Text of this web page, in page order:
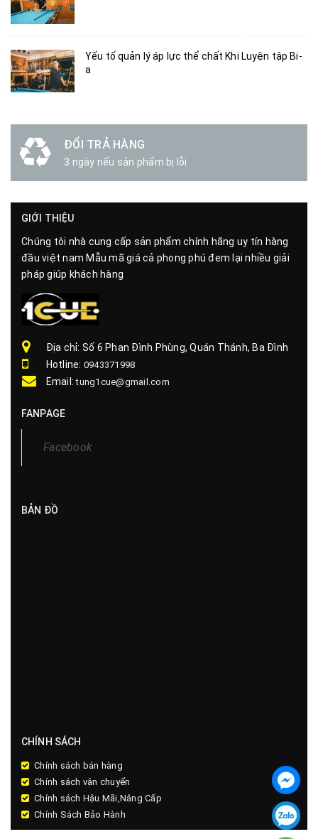
Yếu tố quản lý áp lực thể chất Khi Luyện tập Bi-
a
ĐỔI TRẢ HÀNG
3 ngày nếu sản phẩm bị lỗi
GIỚI THIỆU
Chúng tôi nhà cung cấp sản phẩm chính hãng uy tín hàng
đầu việt nam Mẫu mã giá cả phong phú đem lại nhiều giải
pháp giúp khách hàng
Địa chỉ: Số 6 Phan Đình Phùng, Quán Thánh, Ba Đình
Hotline: 0943371998
Email:tung1cue@gmail.com
FANPAGE
Facebook
BẢN ĐỒ
CHÍNH SÁCH
Chính sách bán hàng
Chính sách vận chuyển
Chính sách Hậu Mãi,Nâng Cấp
Chính Sách Bảo Hành